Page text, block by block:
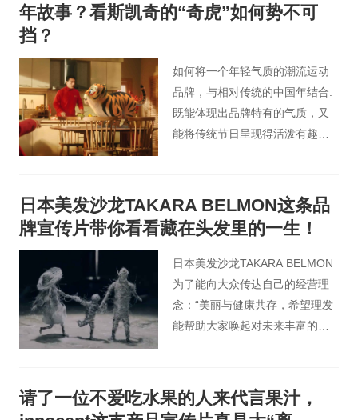
年故事？看斯凯奇的“奇虎”如何势不可
挡？
如何将一个年轻气质的潮流运动
品牌，与相对传统的中国年结合.
既能体现出品牌特有的气质，又
能将传统节日呈现得活泼有趣是
日本美发沙龙TAKARA BELMON这条品
牌宣传片带你看看藏在头发里的一生！
日本美发沙龙TAKARA BELMON
为了能向大众传达自己的经营理
念：“美丽与健康共存，希望理发
能帮助大家唤起对未来丰富的想
中有一支定格动画格外引人瞩
目，以头发幻化的娃娃为主角，
请了一位不爱吃水果的人来代言果汁，